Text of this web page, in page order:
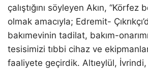
çalıştığını söyleyen Akın, “Körfez
olmak amacıyla; Edremit-
bakımevinin tadilat, bakım-
tesisimizi tıbbi cihaz ve
faaliyete geçirdik. Altıeylül, İvrindi,